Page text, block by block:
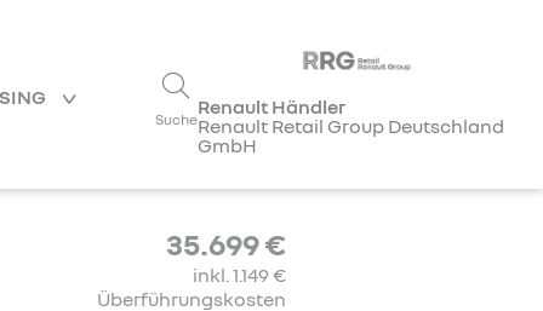
SucheRenault Händler
Renault Retail Group Deutschland
GmbH
35.699 €
inkl. 1.149 €
Überführungskosten